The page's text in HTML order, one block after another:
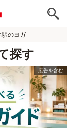
駅のヨガ
探す